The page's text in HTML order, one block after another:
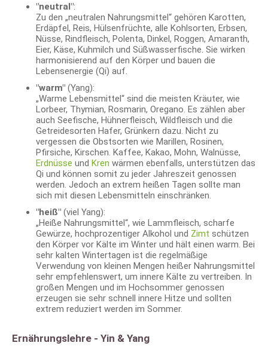
"neutral":
Zu den „neutralen Nahrungsmittel“ gehören Karotten,
Erdäpfel, Reis, Hülsenfrüchte, alle Kohlsorten, Erbsen,
Nüsse, Rindfleisch, Polenta, Dinkel, Roggen, Amaranth,
Eier, Käse, Kuhmilch und Süßwasserfische. Sie wirken
harmonisierend auf den Körper und bauen die
Lebensenergie (Qi) auf.
"warm" (Yang):
„Warme Lebensmittel“ sind die meisten Kräuter, wie
Lorbeer, Thymian, Rosmarin, Oregano. Es zählen aber
auch Seefische, Hühnerfleisch, Wildfleisch und die
Getreidesorten Hafer, Grünkern dazu. Nicht zu
vergessen die Obstsorten wie Marillen, Rosinen,
Pfirsiche, Kirschen. Kaffee, Kakao, Mohn, Walnüsse,
Erdnüsse und Kren wärmen ebenfalls, unterstützen das
Qi und können somit zu jeder Jahreszeit genossen
werden. Jedoch an extrem heißen Tagen sollte man
sich mit diesen Lebensmitteln einschränken.
"heiß" (viel Yang):
„Heiße Nahrungsmittel“, wie Lammfleisch, scharfe
Gewürze, hochprozentiger Alkohol und Zimt schützen
den Körper vor Kälte im Winter und hält einen warm. Bei
sehr kalten Wintertagen ist die regelmäßige
Verwendung von kleinen Mengen heißer Nahrungsmittel
sehr empfehlenswert, um innere Kälte zu vertreiben. In
großen Mengen und im Hochsommer genossen
erzeugen sie sehr schnell innere Hitze und sollten
extrem reduziert werden im Sommer.
Ernährungslehre - Yin & Yang